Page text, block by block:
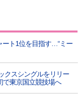
ート1位を目指す…“ミー
クスシングルをリリー
で東京国立競技場へ